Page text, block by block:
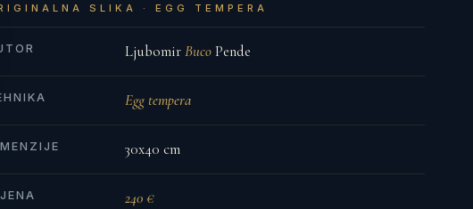
SLIKA · EGG TEMPERA
LjubomirBucoPende
Egg tempera
30x40 cm
240 €